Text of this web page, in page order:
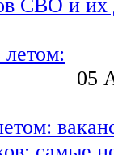
СВО и их
05